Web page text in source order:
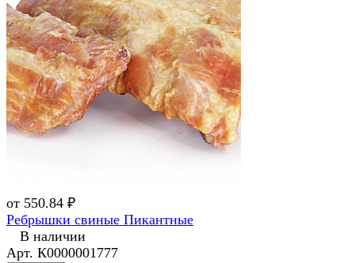
от 550.84 ₽
Ребрышки свиные Пикантные
В наличии
Арт. К0000001777